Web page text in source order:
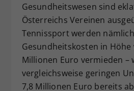
Gesundheitswesen sind
Österreichs Vereinen
Tennissport werden nämlich
Gesundheitskosten in
Millionen Euro vermieden –
vergleichsweise geringen
7,8 Millionen Euro bereits